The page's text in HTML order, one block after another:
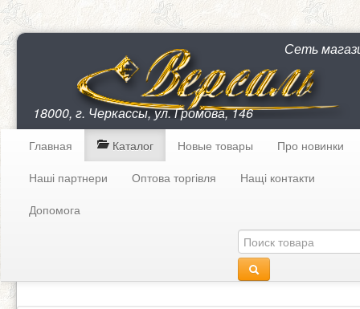
Сеть
18000, г. Черкассы, ул. Громова, 146
Главная Каталог Новые товары
Про новинки
Наші партнери
Оптова торгівля
Нащі контакти
Допомога